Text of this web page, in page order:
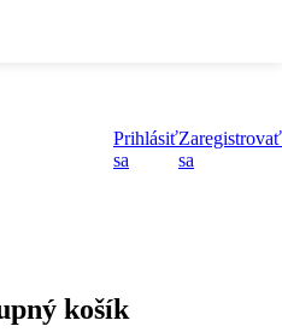
Prihlásiť
sa
Zaregistrovať
sa
košík